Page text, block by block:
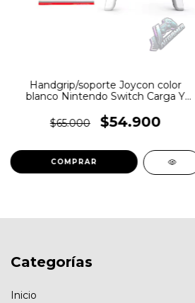
Handgrip/soporte Joycon color
blanco Nintendo Switch Carga Y
$65.000
$54.900
Categorías
Inicio